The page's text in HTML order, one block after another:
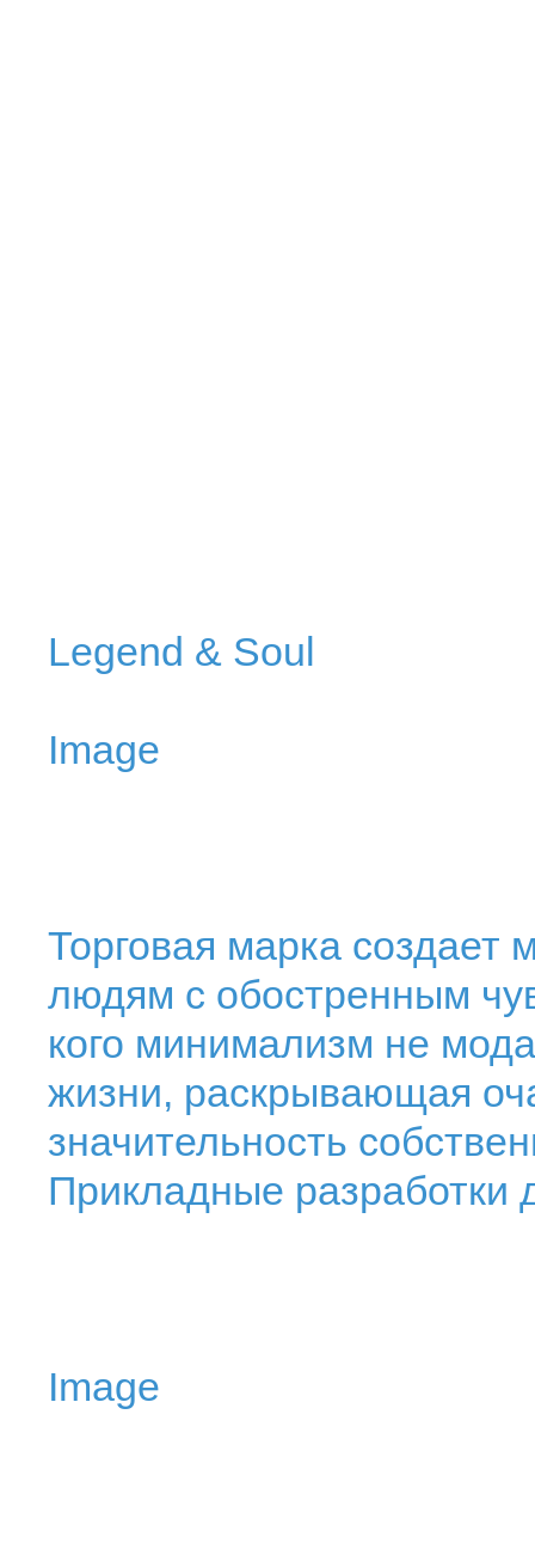
Legend & Soul
Image
Торговая марка
людям с обостренным
кого минимализм не
жизни, раскрывающая
значительность
Прикладные разработки
Image